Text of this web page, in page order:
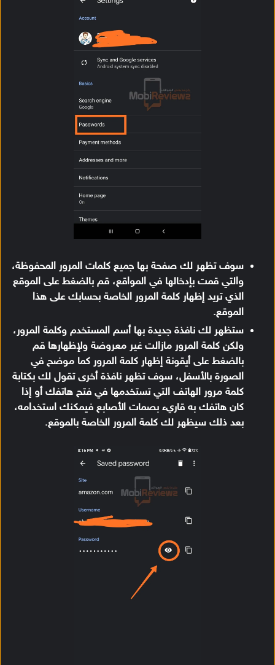
سوف تظهر لك صفحة بها جميع كلمات المرور المحفوظة،
والتي قمت بإدخالها في المواقع، قم بالضغط على الموقع
الذي تريد إظهار كلمة المرور الخاصة بحسابك على هذا
الموقع.
ستظهر لك نافذة جديدة بها أسم المستخدم وكلمة المرور،
ولكن كلمة المرور مازالت غير معروضة ولإظهارها قم
بالضغط على أيقونة إظهار كلمة المرور كما موضح في
الصورة بالأسفل، سوف تظهر نافذة أخرى تقول لك بكتابة
كلمة مرور الهاتف التي تستخدمها في فتح هاتفك أو إذا
كان هاتفك به قاريء بصمات الأصابع فيمكنك استخدامه،
بعد ذلك سيظهر لك كلمة المرور الخاصة بالموقع.